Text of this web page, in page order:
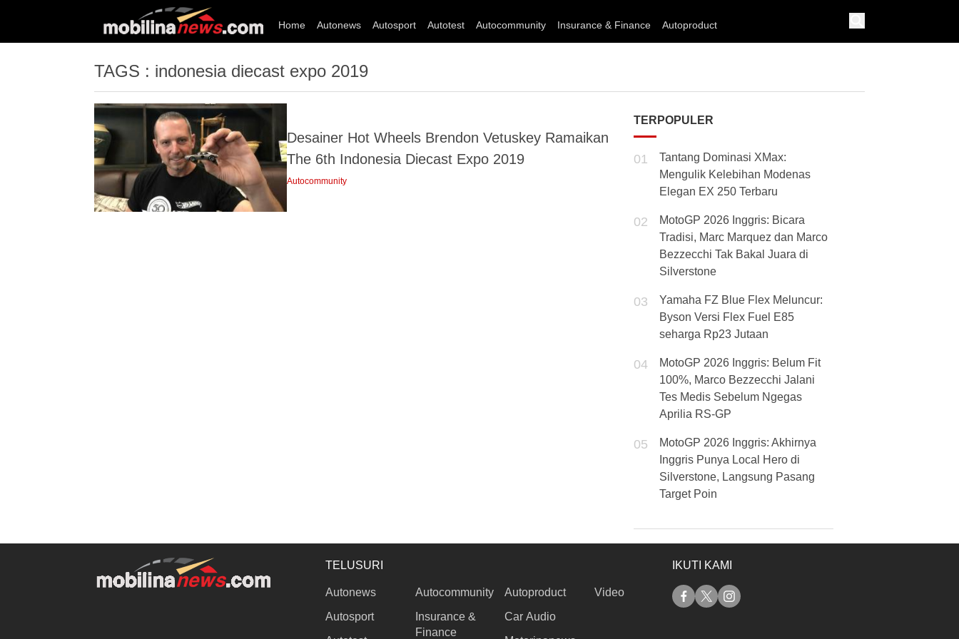
Home Autonews Autosport Autotest Autocommunity Insurance & Finance Autoproduct
TAGS : indonesia diecast expo 2019
Desainer Hot Wheels Brendon Vetuskey Ramaikan
The 6th Indonesia Diecast Expo 2019
Autocommunity
TERPOPULER
01
Tantang Dominasi XMax:
Mengulik Kelebihan Modenas
Elegan EX 250 Terbaru
02
MotoGP 2026 Inggris: Bicara
Tradisi, Marc Marquez dan Marco
Bezzecchi Tak Bakal Juara di
Silverstone
03
Yamaha FZ Blue Flex Meluncur:
Byson Versi Flex Fuel E85
seharga Rp23 Jutaan
04
MotoGP 2026 Inggris: Belum Fit
100%, Marco Bezzecchi Jalani
Tes Medis Sebelum Ngegas
Aprilia RS-GP
05
MotoGP 2026 Inggris: Akhirnya
Inggris Punya Local Hero di
Silverstone, Langsung Pasang
Target Poin
TELUSURI
Autonews
Autosport
Autocommunity
Insurance &
Finance
Autoproduct
Car Audio
Video
IKUTI KAMI